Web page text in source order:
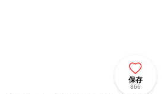
保存
866